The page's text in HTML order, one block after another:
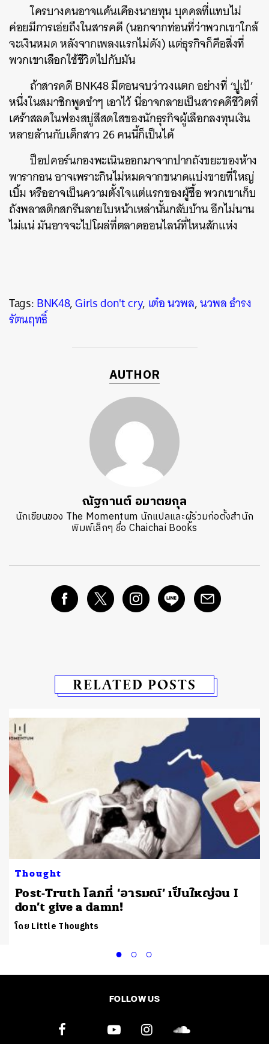
ใครบางคนอาจแค้นเคืองนายทุน บุคคลที่แทบไม่
ค่อยมีการเอ่ยถึงในสารคดี (นอกจากท่อนที่ว่าพวกเขาใกล้
จะเงินหมด หลังจากเพลงแรกไม่ดัง) แต่ธุรกิจก็คือสิ่งที่
พวกเขาเลือกใช้ชีวิตไปกับมัน
ถ้าสารคดี BNK48 มีตอนจบว่าวงแตก อย่างที่ ‘ปูเป้’
หนึ่งในสมาชิกพูดขำๆ เอาไว้ นี่อาจกลายเป็นสารคดีชีวิตที่
เศร้าสลดในฟองสบู่สีสดใสของนักธุรกิจผู้เลือกลงทุนเงิน
หลายล้านกับเด็กสาว 26 คนนี้ก็เป็นได้
ป็อปคอร์นกองพะเนินออกมาจากปากถังขยะของห้าง
พารากอน อาจเพราะกินไม่หมดจากขนาดแบ่งขายที่ใหญ่
เบิ้ม หรืออาจเป็นความตั้งใจแต่แรกของผู้ซื้อ พวกเขาเก็บ
ถังพลาสติกสกรีนลายใบหน้าเหล่านั้นกลับบ้าน อีกไม่นาน
ไม่แน่ มันอาจจะไปโผล่ที่ตลาดออนไลน์ที่ไหนสักแห่ง
Tags:BNK48,Girls don't cry, เต๋อ นวพล,นวพล ธำรง
รัตนฤทธิ์
AUTHOR
ณัฐกานต์ อมาตยกุล
นักเขียนของ The Momentum นักแปลและผู้ร่วมก่อตั้งสำนัก
พิมพ์เล็กๆ ชื่อ Chaichai Books
RELATED POSTS
Thought
Post-Truth โลกที่ ‘อารมณ์’ เป็นใหญ่จน I
don’t give a damn!
โดย Little Thoughts
FOLLOW US